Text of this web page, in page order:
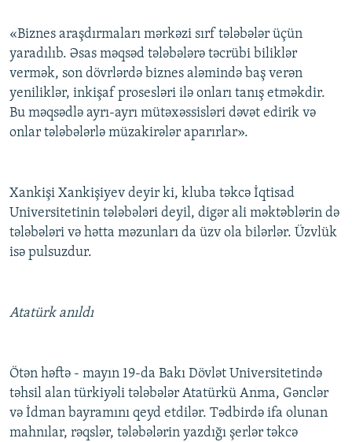
«Biznes araşdırmaları mərkəzi sırf tələbələr üçün
yaradılıb. Əsas məqsəd tələbələrə təcrübi biliklər
vermək, son dövrlərdə biznes aləmində baş verən
yeniliklər, inkişaf prosesləri ilə onları tanış etməkdir.
Bu məqsədlə ayrı-ayrı mütəxəssisləri dəvət edirik və
onlar tələbələrlə müzakirələr aparırlar».
Xankişi Xankişiyev deyir ki, kluba təkcə İqtisad
Universitetinin tələbələri deyil, digər ali məktəblərin də
tələbələri və hətta məzunları da üzv ola bilərlər. Üzvlük
isə pulsuzdur.
Atatürk anıldı
Ötən həftə - mayın 19-da Bakı Dövlət Universitetində
təhsil alan türkiyəli tələbələr Atatürkü Anma, Gənclər
və İdman bayramını qeyd etdilər. Tədbirdə ifa olunan
mahnılar, rəqslər, tələbələrin yazdığı şerlər təkcə